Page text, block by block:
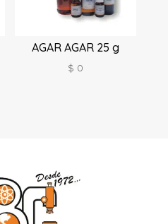
AGAR AGAR 25 g
$ 0